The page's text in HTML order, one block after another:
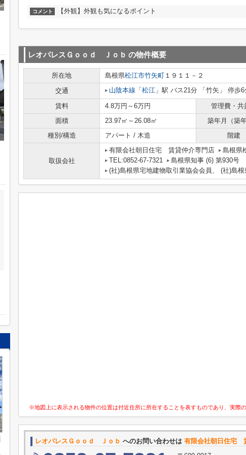
コメント 【外観】外観も気になるポイント
レオパレスＧｏｏｄ Ｊｏｂ の物件概要
所在地 島根県松江市竹矢町 １９１１－２
交通
山陰本線 「 松江 」駅 バス21分 「竹矢」 停歩6
賃料 4.8万円～6万円
管理費・共
面積
23.97㎡～26.08㎡
築年月（築
種別/構造
アパート / 木造 階建
取扱会社
有限会社朝日住宅 賃貸仲介専門店
島根県
TEL:0852-67-7321
島根県知事 (6) 第930号
(社)島根県宅地建物取引業協会会員、 (社)島
※地図上に表示される物件の位置は付近住所に所在することを表すものであり、実際
レオパレスＧｏｏｄ Ｊｏｂ へのお問い合わせは 有限会社朝日住宅